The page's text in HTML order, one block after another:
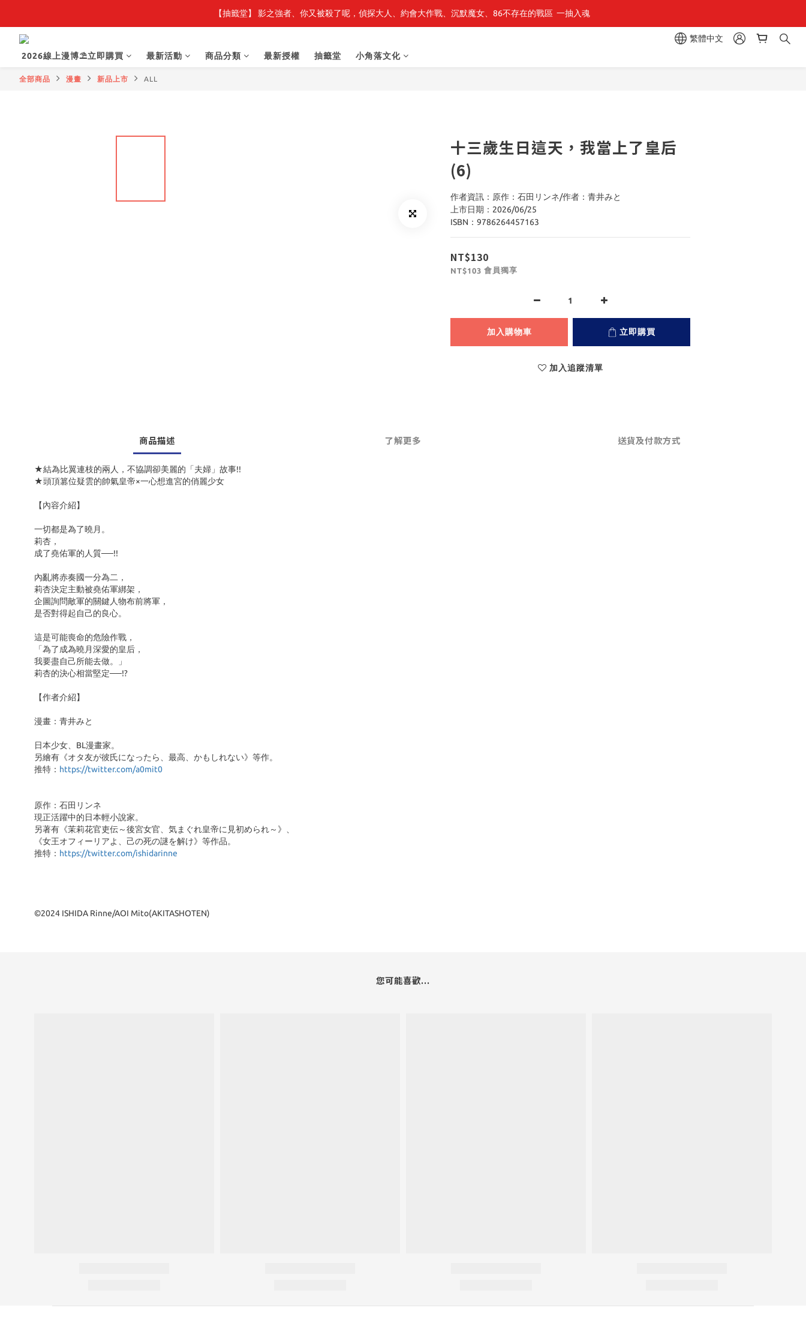
最新開賣🔥「全知讀者視角」 周邊商品
【抽籤堂】 影之強者、你又被殺了呢，偵探大人、約會大作戰、沉默魔女、86不存在的戰區  一抽入魂
繁體中文
2026線上漫博⛱️立即購買
最新活動 商品分類 最新授權 抽籤堂 小角落文化
全部商品 漫畫 新品上市 ALL
十三歲生日這天，我當上了皇后
(6)
作者資訊：原作：石田リンネ/作者：青井みと
上市日期：2026/06/25
ISBN：9786264457163
NT$130
NT$103 會員獨享
加入購物車 立即購買
加入追蹤清單
商品描述 了解更多 送貨及付款方式
★結為比翼連枝的兩人，不協調卻美麗的「夫婦」故事!!
★頭頂篡位疑雲的帥氣皇帝×一心想進宮的俏麗少女
【內容介紹】
一切都是為了曉月。
莉杏，
成了堯佑軍的人質──!!
內亂將赤奏國一分為二，
莉杏決定主動被堯佑軍綁架，
企圖詢問敵軍的關鍵人物布前將軍，
是否對得起自己的良心。
這是可能喪命的危險作戰，
「為了成為曉月深愛的皇后，
我要盡自己所能去做。」
莉杏的決心相當堅定──!?
【作者介紹】
漫畫：青井みと
日本少女、BL漫畫家。
另繪有《オタ友が彼氏になったら、最高、かもしれない》等作。
推特： https://twitter.com/a0mit0
原作：石田リンネ
現正活躍中的日本輕小說家。
另著有《茉莉花官吏伝～後宮女官、気まぐれ皇帝に見初められ～》、
《女王オフィーリアよ、己の死の謎を解け》等作品。
推特： https://twitter.com/ishidarinne
©2024 ISHIDA Rinne/AOI Mito(AKITASHOTEN)
您可能喜歡...